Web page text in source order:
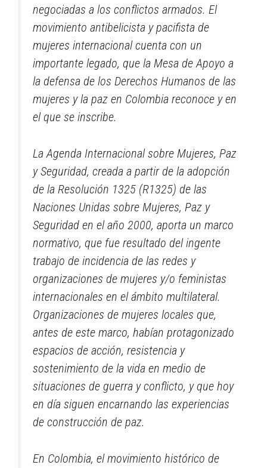
negociadas a los conflictos armados. El
movimiento antibelicista y pacifista de
mujeres internacional cuenta con un
importante legado, que la Mesa de Apoyo a
la defensa de los Derechos Humanos de las
mujeres y la paz en Colombia reconoce y en
el que se inscribe.
La Agenda Internacional sobre Mujeres, Paz
y Seguridad, creada a partir de la adopción
de la Resolución 1325 (R1325) de las
Naciones Unidas sobre Mujeres, Paz y
Seguridad en el año 2000, aporta un marco
normativo, que fue resultado del ingente
trabajo de incidencia de las redes y
organizaciones de mujeres y/o feministas
internacionales en el ámbito multilateral.
Organizaciones de mujeres locales que,
antes de este marco, habían protagonizado
espacios de acción, resistencia y
sostenimiento de la vida en medio de
situaciones de guerra y conflicto, y que hoy
en día siguen encarnando las experiencias
de construcción de paz.
En Colombia, el movimiento histórico de